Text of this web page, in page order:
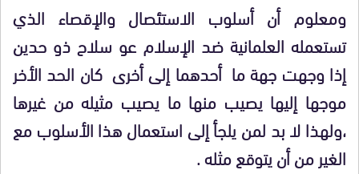
ومعلوم أن أسلوب الاستئصال والإقصاء الذي
تستعمله العلمانية ضد الإسلام عو سلاح ذو حدين
إذا وجهت جهة ما أحدهما إلى أخرى كان الحد الأخر
موجها إليها يصيب منها ما يصيب مثيله من غيرها
،ولهذا لا بد لمن يلجأ إلى استعمال هذا الأسلوب مع
الغير من أن يتوقع مثله .